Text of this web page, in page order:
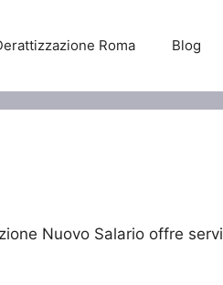
Roma Blog
Nuovo Salario offre